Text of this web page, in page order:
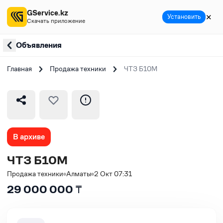
Объявления
Главная Продажа техники ЧТЗ Б10М
В архиве
ЧТЗ Б10М
Продажа техники Алматы 2 Окт 07:31
29 000 000 ₸
GService.kz
Скачать приложение Установить ✕